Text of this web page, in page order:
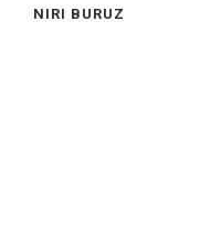
NIRI BURUZ